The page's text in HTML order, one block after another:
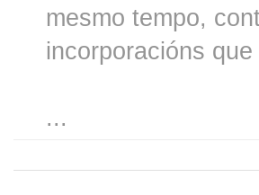
mesmo tempo,
incorporacións
...